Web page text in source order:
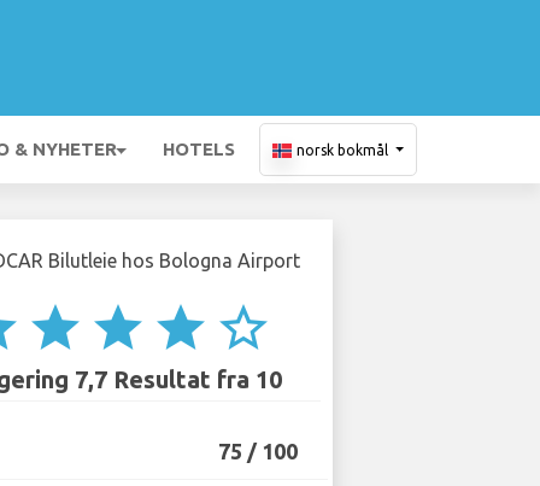
& NYHETER HOTELS norsk bokmål
star star star star_border
7,7 Resultat fra 10
75 / 100